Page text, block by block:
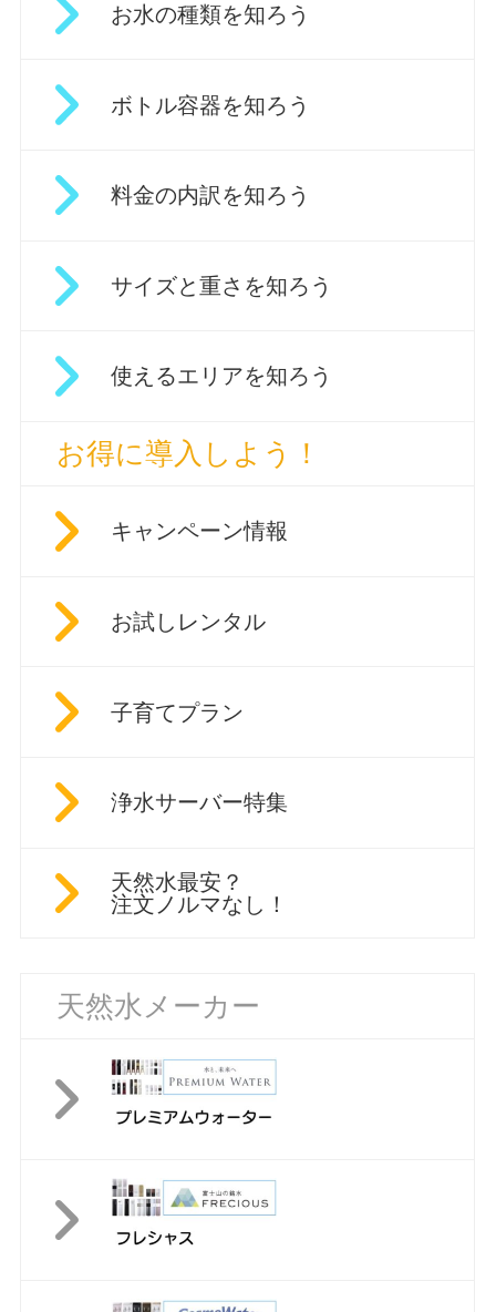
お水の種類を知ろう
ボトル容器を知ろう
料金の内訳を知ろう
サイズと重さを知ろう
使えるエリアを知ろう
お得に導入しよう！
キャンペーン情報
お試しレンタル
子育てプラン
浄水サーバー特集
天然水最安？
注文ノルマなし！
天然水メーカー